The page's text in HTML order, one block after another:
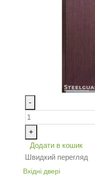
-
+
Додати в кошик
Швидкий перегляд
Вхідні двері